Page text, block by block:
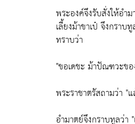
พระองค์จึงรับสั่งให้อำ
เลี้ยงม้าขาเป๋ จึงกราบ
ทราบว่า
"ขอเดชะ ม้าปัณฑวะข
พระราชาตรัสถามว่า "
อำมาตย์จึงกราบทูลว่า